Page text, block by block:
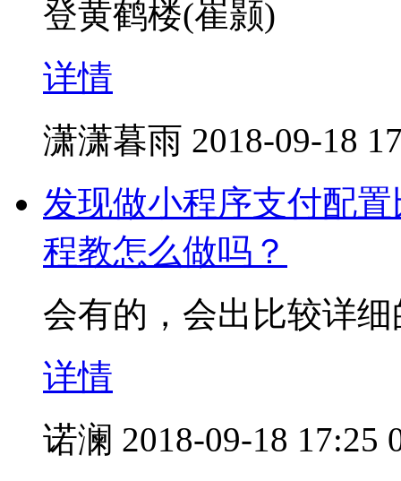
登黄鹤楼(崔颢)
详情
潇潇暮雨 2018-09-18
发现做小程序支付配
程教怎么做吗？
会有的，会出比较详
详情
诺澜 2018-09-18 17:25